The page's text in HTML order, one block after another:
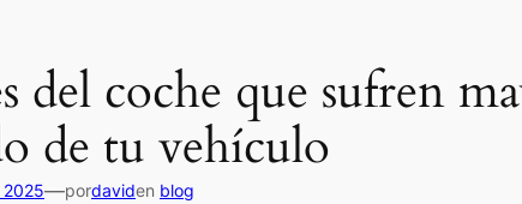
del coche que sufren
de tu vehículo
2025—pordaviden blog